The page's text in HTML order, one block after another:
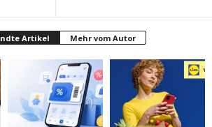
Artikel Mehr vom Autor